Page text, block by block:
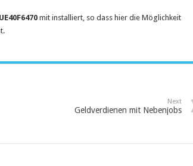
mit installiert, so dass hier die Möglichkeit
Next
Geldverdienen mit Nebenjobs